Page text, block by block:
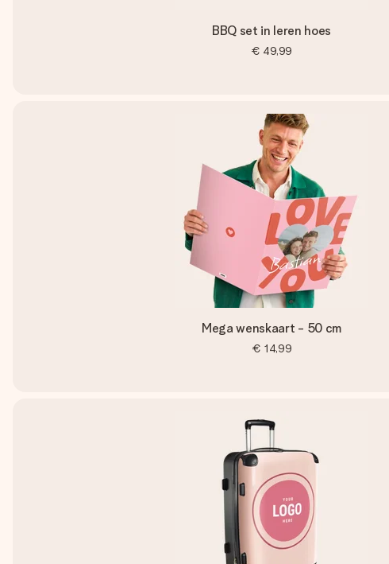
BBQ set in leren hoes
€ 49,99
Mega wenskaart - 50 cm
€ 14,99